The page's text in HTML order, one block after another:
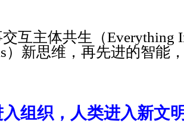
互主体共生（Everything
）新思维，再先进的智能
组织，人类进入新文